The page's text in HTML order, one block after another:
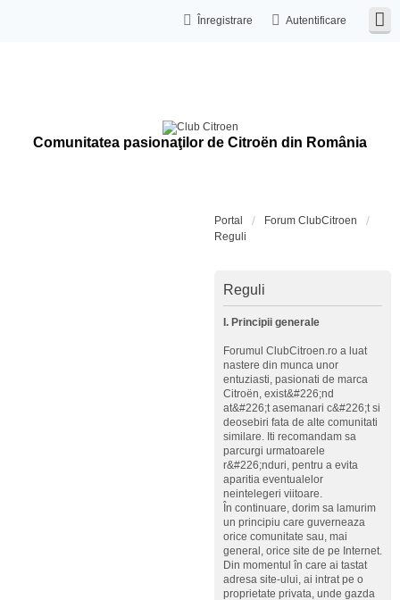
Autentificare
Înregistrare
Comunitatea pasionaţilor de Citroën din România
Portal
Forum ClubCitroen
Reguli
Reguli
I. Principii generale
Forumul ClubCitroen.ro a luat
nastere din munca unor
entuziasti, pasionati de marca
Citroën, exist&#226;nd
at&#226;t asemanari c&#226;t si
deosebiri fata de alte comunitati
similare. Iti recomandam sa
parcurgi urmatoarele
r&#226;nduri, pentru a evita
aparitia eventualelor
neintelegeri viitoare.
În continuare, dorim sa lamurim
un principiu care guverneaza
orice comunitate sau, mai
general, orice site de pe Internet.
Din momentul în care ai tastat
adresa site-ului, ai intrat pe o
proprietate privata, unde gazda